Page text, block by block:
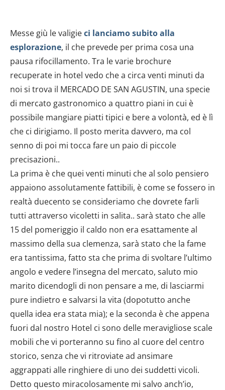
Messe giù le valigieci lanciamo subito alla
esplorazione, il che prevede per prima cosa una
pausa rifocillamento. Tra le varie brochure
recuperate in hotel vedo che a circa venti minuti da
noi si trova il MERCADO DE SAN AGUSTIN, una specie
di mercato gastronomico a quattro piani in cui è
possibile mangiare piatti tipici e bere a volontà, ed è lì
che ci dirigiamo. Il posto merita davvero, ma col
senno di poi mi tocca fare un paio di piccole
precisazioni..
La prima è che quei venti minuti che al solo pensiero
appaiono assolutamente fattibili, è come se fossero in
realtà duecento se consideriamo che dovrete farli
tutti attraverso vicoletti in salita.. sarà stato che alle
15 del pomeriggio il caldo non era esattamente al
massimo della sua clemenza, sarà stato che la fame
era tantissima, fatto sta che prima di svoltare l’ultimo
angolo e vedere l’insegna del mercato, saluto mio
marito dicendogli di non pensare a me, di lasciarmi
pure indietro e salvarsi la vita (dopotutto anche
quella idea era stata mia); e la seconda è che appena
fuori dal nostro Hotel ci sono delle meravigliose scale
mobili che vi porteranno su fino al cuore del centro
storico, senza che vi ritroviate ad ansimare
aggrappati alle ringhiere di uno dei suddetti vicoli.
Detto questo miracolosamente mi salvo anch’io,